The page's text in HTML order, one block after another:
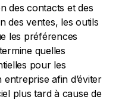
des contacts et des
des ventes, les outils
les préférences
quelles
pour les
afin d’éviter
plus tard à cause de